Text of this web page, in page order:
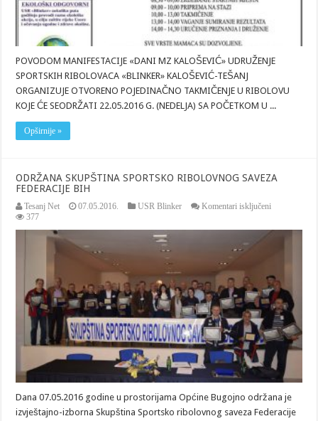
POVODOM MANIFESTACIJE «DANI MZ KALOŠEVIĆ» UDRUŽENJE
SPORTSKIH RIBOLOVACA «BLINKER» KALOŠEVIĆ-TEŠANJ
ORGANIZUJE OTVORENO POJEDINAČNO TAKMIČENJE U RIBOLOVU
KOJE ĆE SEODRŽATI 22.05.2016 G. (NEDELJA) SA POČETKOM U ...
Opširnije »
ODRŽANA SKUPŠTINA SPORTSKO RIBOLOVNOG SAVEZA
FEDERACIJE BIH
Tesanj Net 07.05.2016. USR Blinker Komentari isključeni
BIH
377
Dana 07.05.2016 godine u prostorijama Općine Bugojno održana je
izvještajno-izborna Skupština Sportsko ribolovnog saveza Federacije